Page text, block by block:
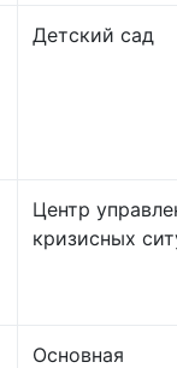
Детский сад
Центр
кризисных
Основная